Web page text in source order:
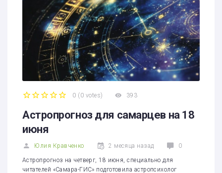
0 ( 0 votes) 393
Астропрогноз для самарцев на 18
июня
Юлия Кравченко 2 месяца назад 0
Астропрогноз на четверг, 18 июня, специально для
читателей «Самара-ГИС» подготовила астропсихолог